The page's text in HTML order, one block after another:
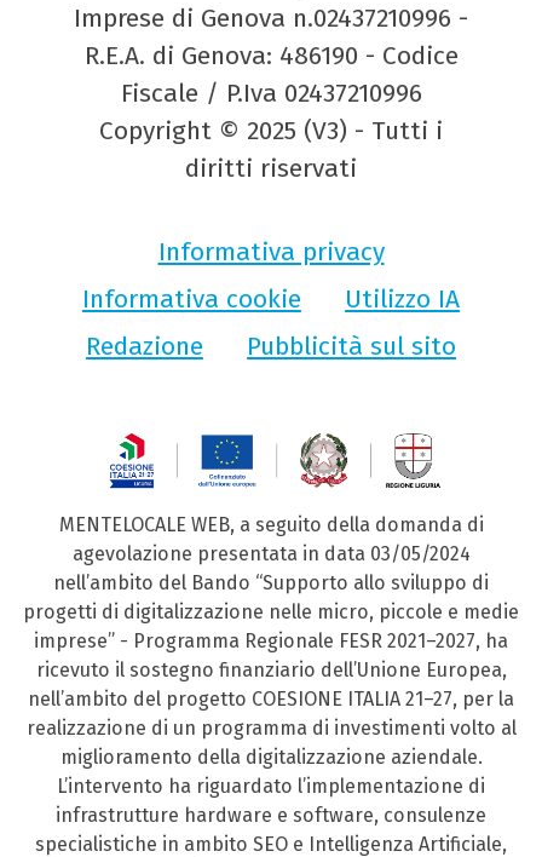
Imprese di Genova n.02437210996 -
R.E.A. di Genova: 486190 - Codice
Fiscale / P.Iva 02437210996
Copyright © 2025 (V3) - Tutti i
diritti riservati
Informativa privacy
Informativa cookie
Utilizzo IA
Redazione
Pubblicità sul sito
MENTELOCALE WEB, a seguito della domanda di
agevolazione presentata in data 03/05/2024
nell’ambito del Bando “Supporto allo sviluppo di
progetti di digitalizzazione nelle micro, piccole e medie
imprese” - Programma Regionale FESR 2021–2027, ha
ricevuto il sostegno finanziario dell’Unione Europea,
nell’ambito del progetto COESIONE ITALIA 21–27, per la
realizzazione di un programma di investimenti volto al
miglioramento della digitalizzazione aziendale.
L’intervento ha riguardato l’implementazione di
infrastrutture hardware e software, consulenze
specialistiche in ambito SEO e Intelligenza Artificiale,